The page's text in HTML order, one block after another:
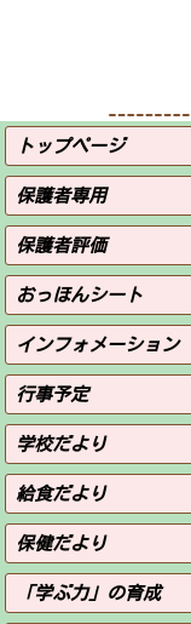
トップページ
保護者専用
保護者評価
おっほんシート
インフォメーション
行事予定
学校だより
給食だより
保健だより
「学ぶ力」の育成